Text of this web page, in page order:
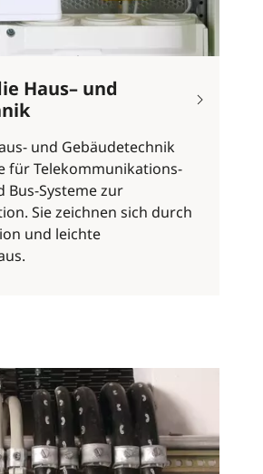
Haus– und
und Gebäudetechnik
für Telekommunikations-
Bus-Systeme zur
Sie zeichnen sich durch
und leichte